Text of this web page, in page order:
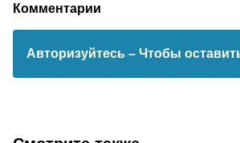
Комментарии
Авторизуйтесь – Чтобы